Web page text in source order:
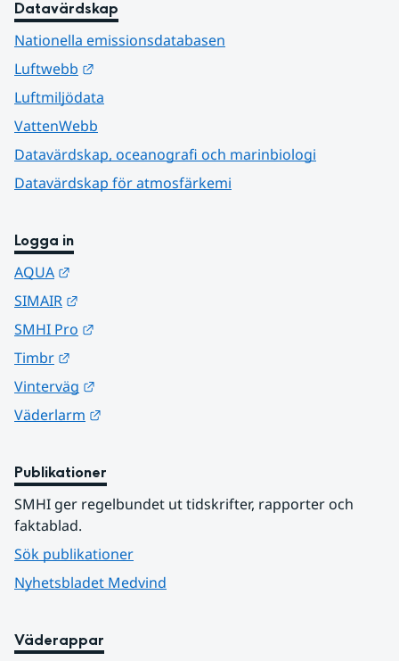
Datavärdskap
Nationella emissionsdatabasen
Luftwebb
Luftmiljödata
VattenWebb
Datavärdskap, oceanografi och marinbiologi
Datavärdskap för atmosfärkemi
Logga in
AQUA
SIMAIR
SMHI Pro
Timbr
Vinterväg
Väderlarm
Publikationer
SMHI ger regelbundet ut tidskrifter, rapporter och
faktablad.
Sök publikationer
Nyhetsbladet Medvind
Väderappar